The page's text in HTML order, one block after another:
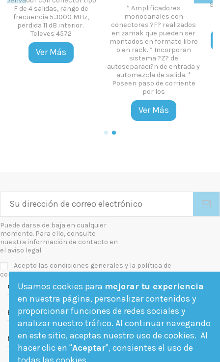
con
ser
libro
Soporte tubular doble de m?
stil con tirafondo de cable
para chimenea
Añadir al carrito
Cuadro estanco
polyester con puerta
cerradura de
Medidas
Protección
Puede darse de baja en cualquier
momento. Para ello, consulte
nuestra información de contacto en
el aviso legal.
Acepto las condiciones generales y la política de
confidencialidad
Contact us
Follow us
Newsletter
Usamos cookies para mejorar tu experiencia
en nuestra página, personalizar contenidos y
proporcionar funciones de redes sociales y
analizar nuestro tráfico. Al continuar navegando
en este sitio, aceptas nuestro uso de cookies. Al
hacer clic en "Aceptar", consientes el uso de